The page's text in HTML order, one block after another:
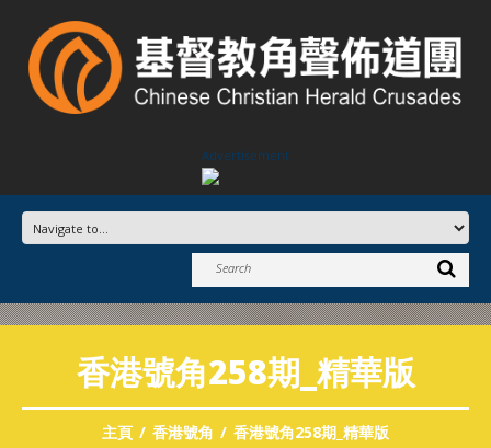
Advertisement
香港號角258期_精華版
主頁 香港號角 香港號角258期_精華版